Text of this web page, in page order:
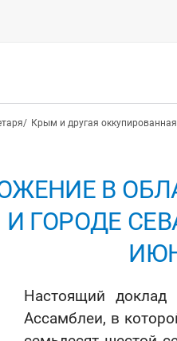
Крым и другая
В
ГОРОДЕ
Настоящий доклад
Ассамблеи, в